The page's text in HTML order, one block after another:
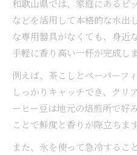
和歌山県では、家庭にあるピ
などを活用して本格的な水出
な専用器具がなくても、身近
手軽に香り高い一杯が完成しま
例えば、茶こしとペーパーフ
しっかりキャッチでき、クリ
ーヒー豆は地元の焙煎所で好
ことで鮮度と香りが際立ちます
また、氷を使って急冷するこ